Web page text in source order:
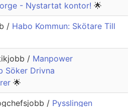
- Nystartat kontor! 🌟
/ Habo Kommun: Skötare Till
/ Manpower
Söker Drivna
🌟
/ Pysslingen